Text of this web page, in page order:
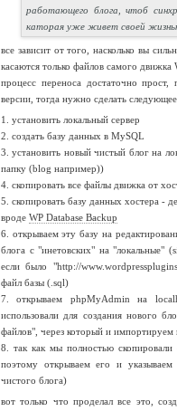
работающего блога, чтоб
каторая уже живет своей
все зависит от того, насколько вы
касаются только файлов самого движка
процесс переноса достаточно
версии, тогда нужно сделать
1. установить локальный сервер
2. создать базу данных в MySQL
3. установить новый чистый блог на
папку (blog например))
4. скопировать все файлы движка от
5. скопировать базу данных хостера -
вроде WP Database Backup
6. открываем эту базу на
блога с "инетовских" на "локальные"
если было "http://
файл базы (.sql)
7. открываем phpMyAdmin на
использовали для создания нового
файлов", через который и импортируем
8. так как мы полностью
поэтому открываем его и
чистого блога)
вот только что проделал все это,